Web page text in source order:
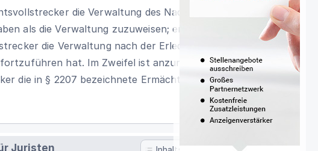
die Verwaltung des Nachlasses
als die Verwaltung zuzuweisen; er kann auch
die Verwaltung nach der Erledigung der
hat. Im Zweifel ist anzunehmen, dass
die in § 2207 bezeichnete Ermächtigung erteilt
Juristen